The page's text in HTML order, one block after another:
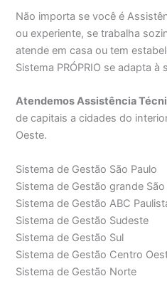
Não importa se você é
ou experiente, se trabalha
atende em casa ou tem
Sistema PRÓPRIO se adapta à
Atendemos Assistência
de capitais a cidades do
Oeste.
Sistema de Gestão São Paulo
Sistema de Gestão grande São
Sistema de Gestão ABC
Sistema de Gestão Sudeste
Sistema de Gestão Sul
Sistema de Gestão Centro
Sistema de Gestão Norte